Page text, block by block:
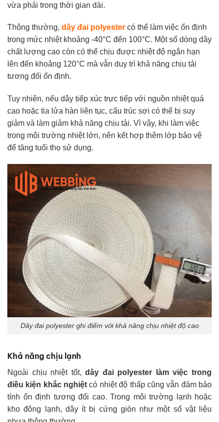
vừa phải trong thời gian dài.
Thông thường, dây đai polyester có thể làm việc ổn định
trong mức nhiệt khoảng -40°C đến 100°C. Một số dòng dây
chất lượng cao còn có thể chịu được nhiệt độ ngắn hạn
lên đến khoảng 120°C mà vẫn duy trì khả năng chịu tải
tương đối ổn định.
Tuy nhiên, nếu dây tiếp xúc trực tiếp với nguồn nhiệt quá
cao hoặc tia lửa hàn liên tục, cấu trúc sợi có thể bị suy
giảm và làm giảm khả năng chịu tải. Vì vậy, khi làm việc
trong môi trường nhiệt lớn, nên kết hợp thêm lớp bảo vệ
để tăng tuổi thọ sử dụng.
Dây đai polyester ghi điểm với khả năng chịu nhiệt độ cao
Khả năng chịu lạnh
Ngoài chịu nhiệt tốt,dây đai polyester làm việc trong
điều kiện khắc nghiệt có nhiệt độ thấp cũng vẫn đảm bảo
tính ổn định tương đối cao. Trong môi trường lạnh hoặc
kho đông lạnh, dây ít bị cứng giòn như một số vật liệu